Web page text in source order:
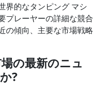
界的なタンピング マシ
プレーヤーの詳細な競合
の傾向、主要な市場戦略
の最新のニュ
?